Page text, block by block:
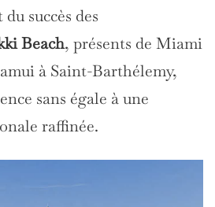
succès des
Beach, présents de Miami
à Saint-Barthélemy,
sans égale à une
raffinée.